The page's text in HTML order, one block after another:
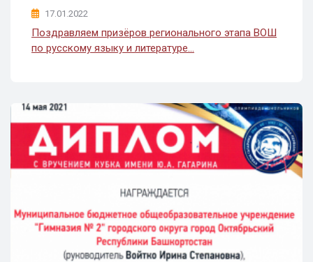
17.01.2022
Поздравляем призёров регионального этапа ВОШ
по русскому языку и литературе...